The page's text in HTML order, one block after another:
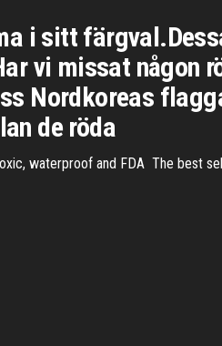
i sitt
vi missat någon
Nordkoreas
de röda
waterproof and FDA The best